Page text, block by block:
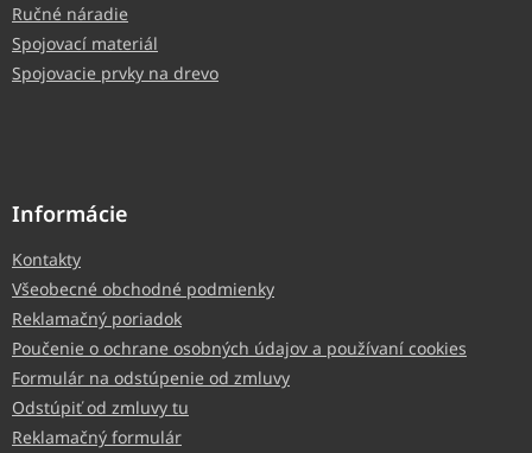
Ručné náradie
Spojovací materiál
Spojovacie prvky na drevo
Informácie
Kontakty
Všeobecné obchodné podmienky
Reklamačný poriadok
Poučenie o ochrane osobných údajov a používaní cookies
Formulár na odstúpenie od zmluvy
Odstúpiť od zmluvy tu
Reklamačný formulár